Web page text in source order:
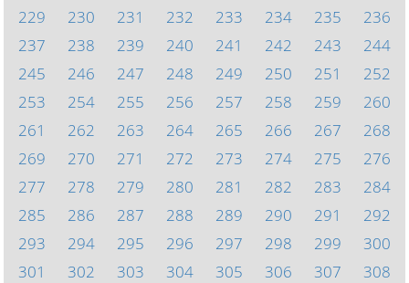
229
230 231 232 233 234 235
236
237
238 239 240 241 242 243
244
245
246 247 248 249 250 251
252
253
254 255 256 257 258 259
260
261
262 263 264 265 266 267
268
269
270 271 272 273 274 275
276
277
278 279 280 281 282 283
284
285
286 287 288 289 290 291
292
293
294 295 296 297 298 299
300
301
302 303 304 305 306 307
308